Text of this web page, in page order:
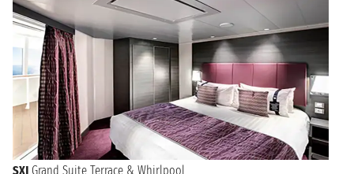
SXJ Grand Suite Terrace & Whirlpool